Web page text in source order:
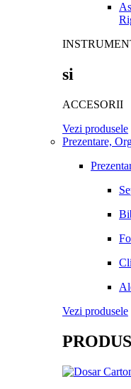
si
ACCESORII
Vezi produsele
Prezentare,
Vezi produsele